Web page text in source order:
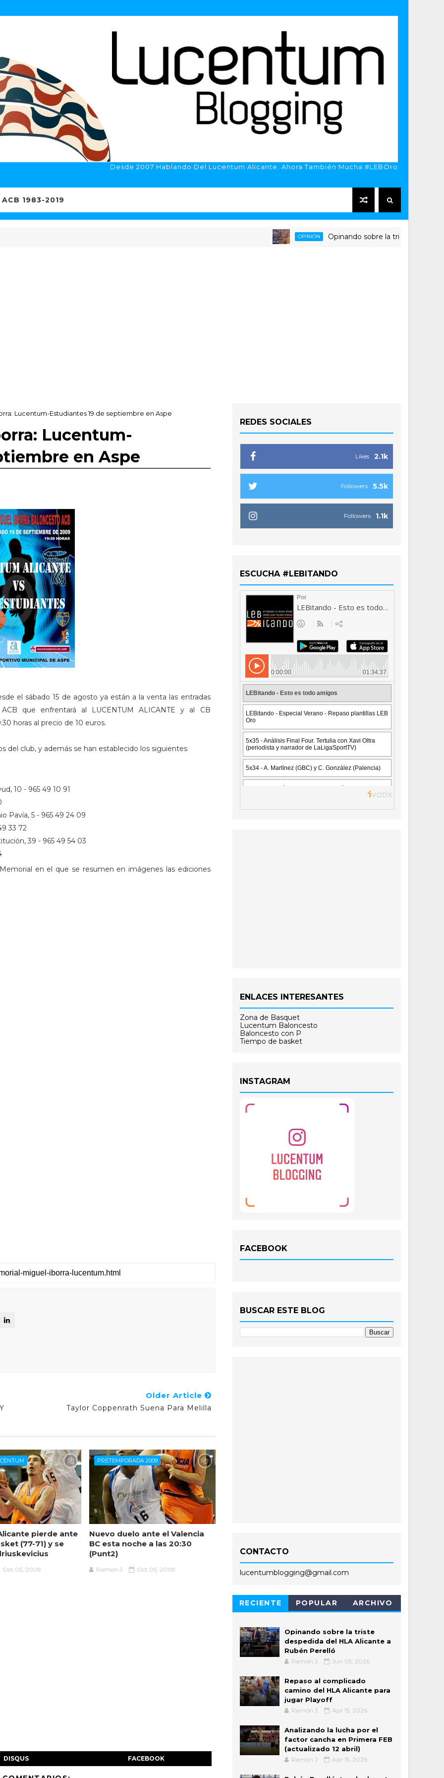
Desde 2007 Hablando Del Lucentum Alicante. Ahora También Mucha #LEBOro
ACB 1983-2019
OPINIÓN Opinando sobre la triste despedida del
Lucentum-Estudiantes 19 de septiembre en Aspe
Lucentum-
en Aspe
el sábado 15 de agosto ya están a la venta las entradas
que enfrentará al LUCENTUM ALICANTE y al CB
horas al precio de 10 euros.
del club, y además se han establecido los siguientes
10 - 965 49 10 91
Pavía, 5 - 965 49 24 09
33 72
39 - 965 49 54 03
en el que se resumen en imágenes las ediciones
Older Article
Taylor Coppenrath Suena Para Melilla
pierde ante
(77-71) y se
Oct 05, 2009
PRETEMPORADA 2009
Nuevo duelo ante el Valencia
BC esta noche a las 20:30
(Punt2)
Ramón J. Oct 05, 2009
DISQUS FACEBOOK
REDES SOCIALES
2.1k
Likes
5.5k
Followers
1.1k
Followers
ESCUCHA #LEBITANDO
ENLACES INTERESANTES
Zona de Basquet
Lucentum Baloncesto
Baloncesto con P
Tiempo de basket
INSTAGRAM
FACEBOOK
BUSCAR ESTE BLOG
CONTACTO
lucentumblogging@gmail.com
RECIENTE POPULAR ARCHIVO
Opinando sobre la triste
despedida del HLA Alicante a
Rubén Perelló
Ramón J. Jun 05, 2026
Repaso al complicado
camino del HLA Alicante para
jugar Playoff
Ramón J. Apr 15, 2026
Analizando la lucha por el
factor cancha en Primera FEB
(actualizado 12 abril)
Ramón J. Apr 15, 2026